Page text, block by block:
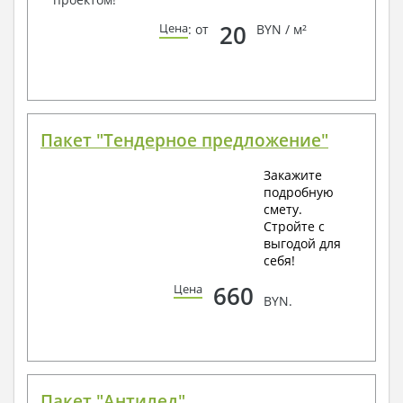
Цена: от 20 BYN / м²
Пакет "Тендерное предложение"
Закажите
подробную
смету.
Стройте с
выгодой для
себя!
Цена 660 BYN.